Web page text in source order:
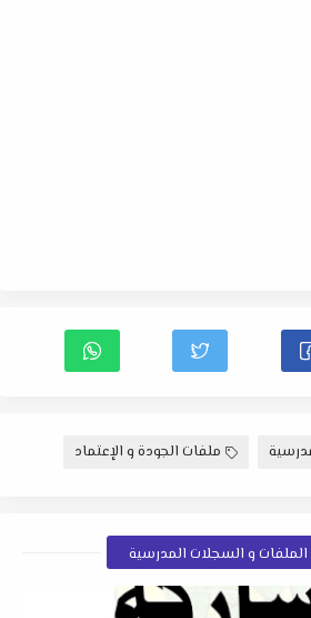
ملفات الجودة و الإعتماد
و السجلات المدرسية